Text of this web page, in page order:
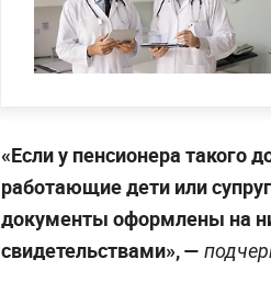
«Если у пенсионера такого
работающие дети или
документы оформлены на
свидетельствами», —